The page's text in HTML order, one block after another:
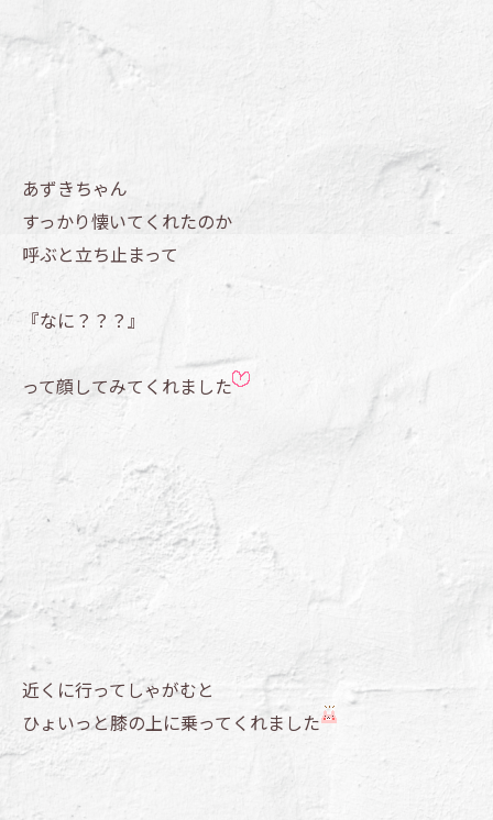
あずきちゃん
すっかり懐いてくれたのか
呼ぶと立ち止まって
『なに？？？』
って顔してみてくれました
近くに行ってしゃがむと
ひょいっと膝の上に乗ってくれました